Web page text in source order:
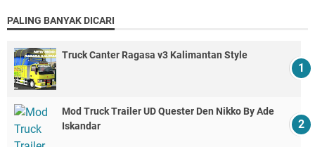
PALING BANYAK DICARI
Truck Canter Ragasa v3 Kalimantan Style
Mod Truck Trailer UD Quester Den Nikko By Ade
Iskandar